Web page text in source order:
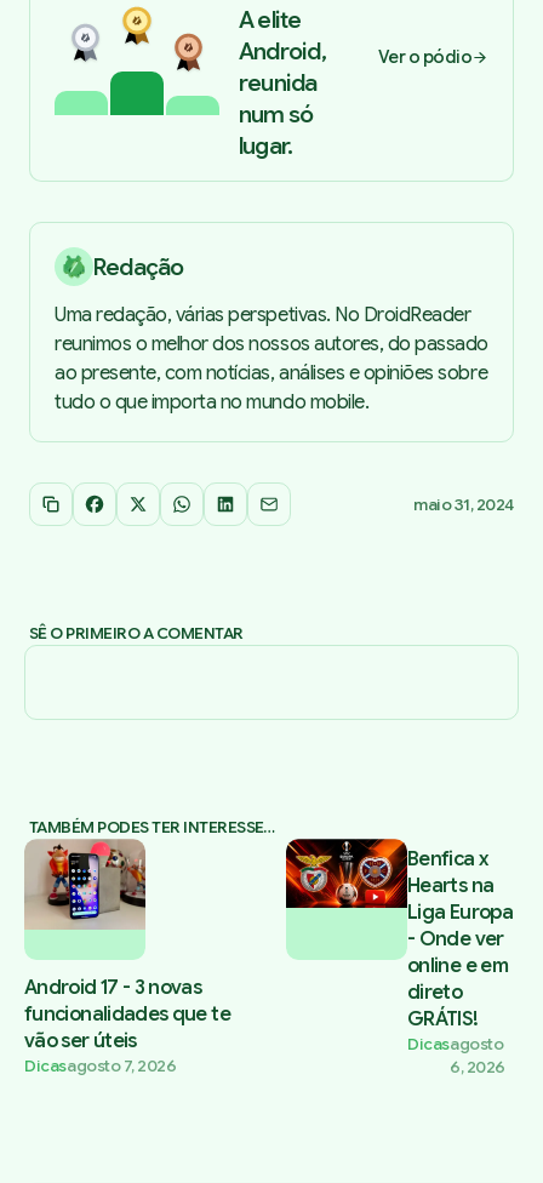
A elite
Android,
reunida
num só
lugar.
Ver o pódio
Redação
Uma redação, várias perspetivas. No DroidReader
reunimos o melhor dos nossos autores, do passado
ao presente, com notícias, análises e opiniões sobre
tudo o que importa no mundo mobile.
Copiar link
Facebook
X WhatsApp
LinkedInEmail maio 31, 2024
SÊ O PRIMEIRO A COMENTAR
TAMBÉM PODES TER INTERESSE…
Android 17 - 3 novas
funcionalidades que te
vão ser úteis
Dicasagosto 7, 2026
Benfica x
Hearts na
Liga Europa
- Onde ver
online e em
direto
GRÁTIS!
Dicasagosto
6, 2026